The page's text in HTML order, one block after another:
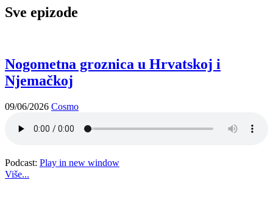
Sve epizode
Nogometna groznica u Hrvatskoj i
Njemačkoj
09/06/2026 Cosmo
Podcast: Play in new window
Više...